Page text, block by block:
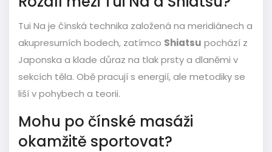
Tui Na je čínská technika založená na meridiánech a
akupresurních bodech, zatímco Shiatsu pochází z
Japonska a klade důraz na tlak prsty a dlaněmi v
sekcích těla. Obě pracují s energií, ale metodiky se
liší v pohybech a teorii.
Mohu po čínské masáži
okamžitě sportovat?